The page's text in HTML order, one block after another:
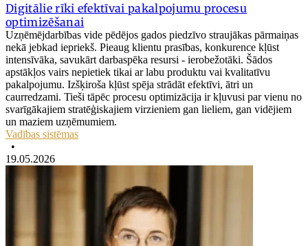
Digitālie rīki efektīvai pakalpojumu procesu
optimizēšanai
Uzņēmējdarbības vide pēdējos gados piedzīvo straujākas pārmaiņas
nekā jebkad iepriekš. Pieaug klientu prasības, konkurence kļūst
intensīvāka, savukārt darbaspēka resursi - ierobežotāki. Šādos
apstākļos vairs nepietiek tikai ar labu produktu vai kvalitatīvu
pakalpojumu. Izšķiroša kļūst spēja strādāt efektīvi, ātri un
caurredzami. Tieši tāpēc procesu optimizācija ir kļuvusi par vienu no
svarīgākajiem stratēģiskajiem virzieniem gan lieliem, gan vidējiem
un maziem uzņēmumiem.
Vadības sistēmas
•
19.05.2026